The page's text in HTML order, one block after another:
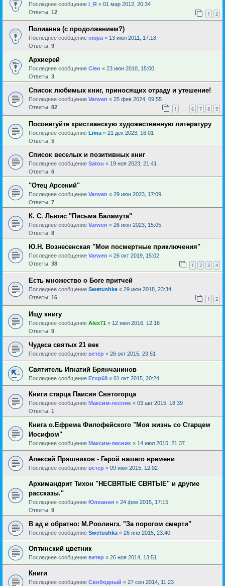
Последнее сообщение l_R « 01 мар 2012, 20:34
Ответы: 12 1 2
Полианна (с продолжением?)
Последнее сообщение нюра « 13 июл 2011, 17:18
Ответы: 9
Архиерей
Последнее сообщение Cleo « 23 июн 2010, 15:00
Ответы: 3
Список любимых книг, приносящих отраду и утешение!
Последнее сообщение Varwen « 25 фев 2024, 09:55
Ответы: 82 1 6 7 8 9
Посоветуйте христианскую художественную литературу
Последнее сообщение Lima « 21 дек 2023, 16:01
Ответы: 5
Список веселых и позитивных книг
Последнее сообщение Satou « 19 ноя 2023, 21:41
Ответы: 6
"Отец Арсений"
Последнее сообщение Varwen « 29 июн 2023, 17:09
Ответы: 7
К. С. Льюис "Письма Баламута"
Последнее сообщение Varwen « 26 июн 2023, 15:05
Ответы: 8
Ю.Н. Вознесенская "Мои посмертные приключения"
Последнее сообщение Varwen « 26 окт 2019, 15:02
Ответы: 38 1 2 3 4
Есть множество о Боге притчей
Последнее сообщение Swetushka « 29 июн 2018, 23:34
Ответы: 16 1 2
Ищу книгу
Последнее сообщение Alex71 « 12 июл 2016, 12:16
Ответы: 9
Чудеса святых 21 век
Последнее сообщение ветер « 26 окт 2015, 23:51
Святитель Игнатий Брянчанинов
Последнее сообщение Егор68 « 01 окт 2015, 20:24
Книги старца Паисия Святогорца
Последнее сообщение Максим-лесник « 03 авг 2015, 18:39
Ответы: 1
Книга о.Ефрема Филофейского "Моя жизнь со Старцем
Иосифом"
Последнее сообщение Максим-лесник « 14 июл 2015, 21:37
Алексей Пряшников - Герой нашего времени
Последнее сообщение ветер « 09 июн 2015, 12:02
Архимандрит Тихон "НЕСВЯТЫЕ СВЯТЫЕ" и другие
рассказы."
Последнее сообщение Юлиания « 24 фев 2015, 17:15
Ответы: 9
В ад и обратно: М.Роолингз. "За порогом смерти"
Последнее сообщение Swetushka « 26 янв 2015, 23:40
Оптинский цветник
Последнее сообщение ветер « 26 ноя 2014, 13:51
Книги
Последнее сообщение Свободный « 27 сен 2014, 11:23